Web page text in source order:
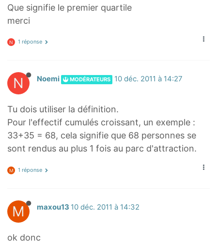
Que signifie le premier quartile
merci
N 1 réponse
N Noemi MODÉRATEURS 10 déc. 2011 à 14:27
Tu dois utiliser la définition.
Pour l'effectif cumulés croissant, un exemple :
33+35 = 68, cela signifie que 68 personnes se
sont rendus au plus 1 fois au parc d'attraction.
M 1 réponse
M maxou13 10 déc. 2011 à 14:32
ok donc